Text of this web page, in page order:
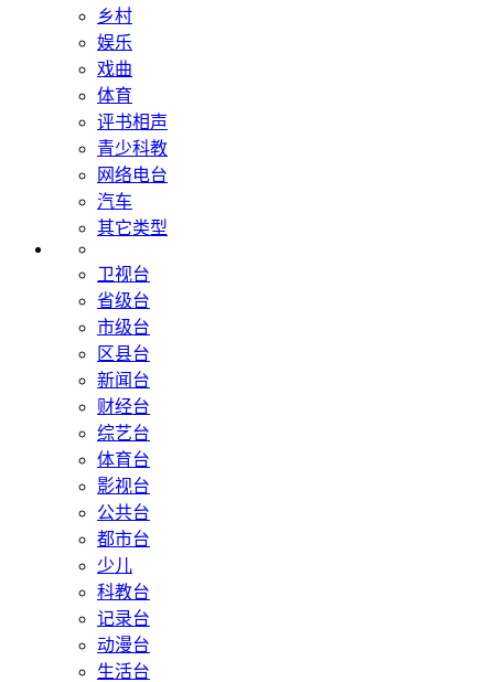
乡村
娱乐
戏曲
体育
评书相声
青少科教
网络电台
汽车
其它类型
卫视台
省级台
市级台
区县台
新闻台
财经台
综艺台
体育台
影视台
公共台
都市台
少儿
科教台
记录台
动漫台
生活台